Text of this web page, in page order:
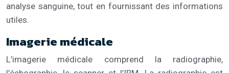
analyse sanguine, tout en fournissant des informations
utiles.
Imagerie médicale
L’imagerie médicale comprend la radiographie,